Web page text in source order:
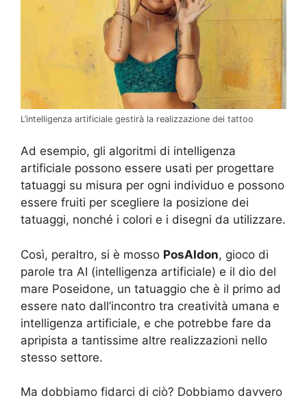
L’intelligenza artificiale gestirà la realizzazione dei tattoo
Ad esempio, gli algoritmi di intelligenza
artificiale possono essere usati per progettare
tatuaggi su misura per ogni individuo e possono
essere fruiti per scegliere la posizione dei
tatuaggi, nonché i colori e i disegni da utilizzare.
Così, peraltro, si è mosso PosAIdon, gioco di
parole tra AI (intelligenza artificiale) e il dio del
mare Poseidone, un tatuaggio che è il primo ad
essere nato dall’incontro tra creatività umana e
intelligenza artificiale, e che potrebbe fare da
apripista a tantissime altre realizzazioni nello
stesso settore.
Ma dobbiamo fidarci di ciò? Dobbiamo davvero